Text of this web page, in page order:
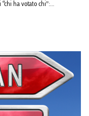
ha votato chi”:…